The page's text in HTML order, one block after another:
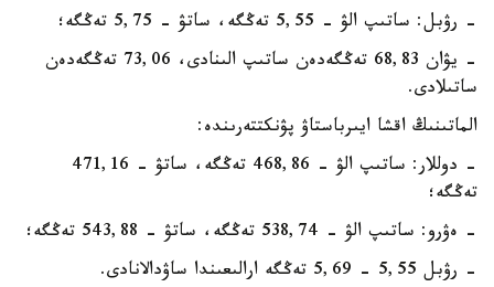
- رۋبل: ساتىپ الۋ - 5,55 تەڭگە، ساتۋ - 5,75 تەڭگە؛
- يۋان 68,83 تەڭگەدەن ساتىپ الىنادى، 73,06 تەڭگەدەن
ساتىلادى.
الماتىنىڭ اقشا ايىرباستاۋ پۋنكتتەرىندە:
- دوللار: ساتىپ الۋ - 468,86 تەڭگە، ساتۋ - 471,16
تەڭگە؛
- ەۋرو: ساتىپ الۋ - 538,74 تەڭگە، ساتۋ - 543,88 تەڭگە؛
- رۋبل 5,55 - 5,69 تەڭگە ارالىعىندا ساۋدالانادى.